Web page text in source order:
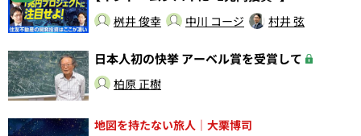
桝井 俊幸 中川 コージ 村井 弦
日本人初の快挙 アーベル賞を受賞して
柏原 正樹
地図を持たない旅人｜大栗博司